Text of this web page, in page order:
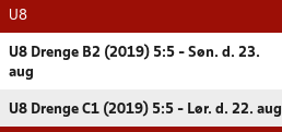
U8
U8 Drenge B2 (2019) 5:5 - Søn. d. 23.
aug
U8 Drenge C1 (2019) 5:5 - Lør. d. 22. aug